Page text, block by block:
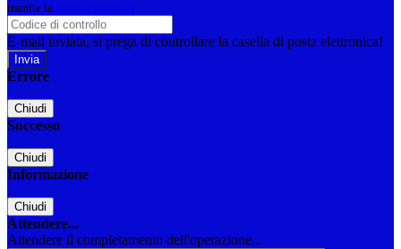
tramite la Login Spaggiari
E-mail inviata, si prega di controllare la casella di posta elettronica!
Errore
Chiudi
Successo
Chiudi
Informazione
Chiudi
Attendere...
Attendere il completamento dell'operazione...